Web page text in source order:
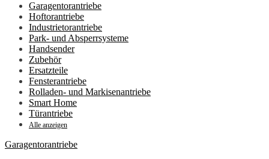
Garagentorantriebe
Hoftorantriebe
Industrietorantriebe
Park- und Absperrsysteme
Handsender
Zubehör
Ersatzteile
Fensterantriebe
Rolladen- und Markisenantriebe
Smart Home
Türantriebe
Alle anzeigen
Garagentorantriebe